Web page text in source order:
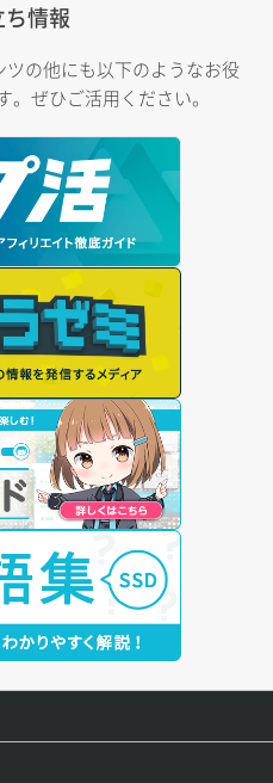
情報
の他にも以下のようなお役
ぜひご活用ください。